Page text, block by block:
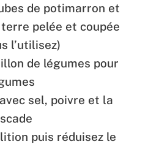
de potimarron et
pelée et coupée
l’utilisez)
de légumes pour
sel, poivre et la
puis réduisez le